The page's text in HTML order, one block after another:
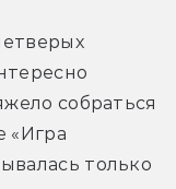
собраться
«Игра
только